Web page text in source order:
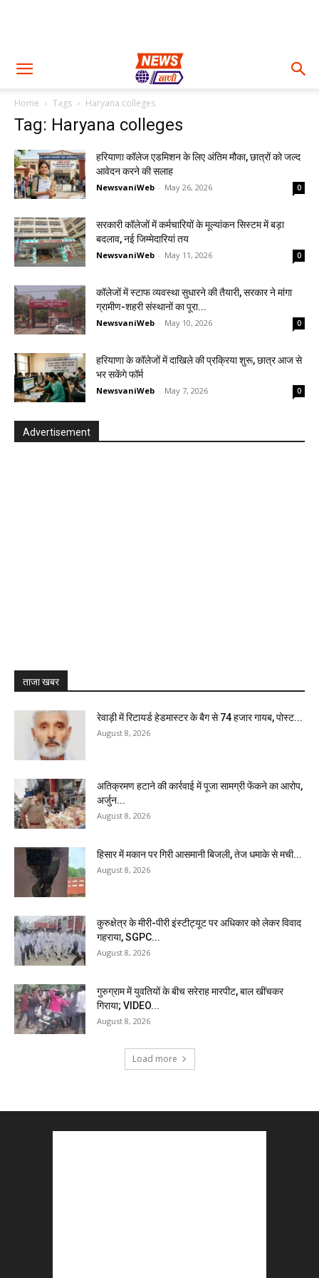
Home Tags Haryana colleges
Tag: Haryana colleges
हरियाणा कॉलेज एडमिशन के लिए अंतिम मौका, छात्रों को जल्द
आवेदन करने की सलाह
NewsvaniWeb - May 26, 2026 0
सरकारी कॉलेजों में कर्मचारियों के मूल्यांकन सिस्टम में बड़ा
बदलाव, नई जिम्मेदारियां तय
NewsvaniWeb - May 11, 2026 0
कॉलेजों में स्टाफ व्यवस्था सुधारने की तैयारी, सरकार ने मांगा
ग्रामीण-शहरी संस्थानों का पूरा...
NewsvaniWeb - May 10, 2026 0
हरियाणा के कॉलेजों में दाखिले की प्रक्रिया शुरू, छात्र आज से
भर सकेंगे फॉर्म
NewsvaniWeb - May 7, 2026 0
Advertisement
ताजा खबर
रेवाड़ी में रिटायर्ड हेडमास्टर के बैग से ₹74 हजार गायब, पोस्ट...
August 8, 2026
अतिक्रमण हटाने की कार्रवाई में पूजा सामग्री फेंकने का आरोप,
अर्जुन...
August 8, 2026
हिसार में मकान पर गिरी आसमानी बिजली, तेज धमाके से मची...
August 8, 2026
कुरुक्षेत्र के मीरी-पीरी इंस्टीट्यूट पर अधिकार को लेकर विवाद
गहराया, SGPC...
August 8, 2026
गुरुग्राम में युवतियों के बीच सरेराह मारपीट, बाल खींचकर
गिराया; VIDEO...
August 8, 2026
Load more